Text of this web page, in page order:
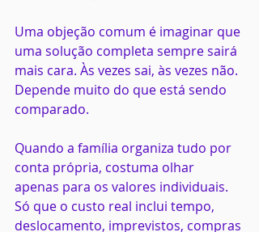
Uma objeção comum é imaginar que
uma solução completa sempre sairá
mais cara. Às vezes sai, às vezes não.
Depende muito do que está sendo
comparado.
Quando a família organiza tudo por
conta própria, costuma olhar
apenas para os valores individuais.
Só que o custo real inclui tempo,
deslocamento, imprevistos, compras